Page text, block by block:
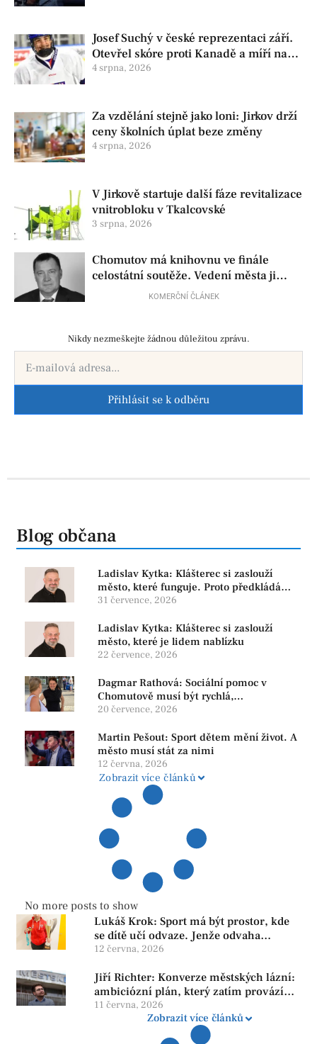
Josef Suchý v české reprezentaci září.
Otevřel skóre proti Kanadě a míří na
Hlinka Gretzky Cup
4 srpna, 2026
Za vzdělání stejně jako loni: Jirkov drží
ceny školních úplat beze změny
4 srpna, 2026
V Jirkově startuje další fáze revitalizace
vnitrobloku v Tkalcovské
3 srpna, 2026
Chomutov má knihovnu ve finále
celostátní soutěže. Vedení města ji
přesto chce zrušitKOMERČNÍ ČLÁNEK
Nikdy nezmeškejte žádnou důležitou zprávu.
Přihlásit se k odběru
Blog občana
Ladislav Kytka: Klášterec si zaslouží
město, které funguje. Proto předkládáme
program, který řeší skutečné problémy
31 července, 2026
Ladislav Kytka: Klášterec si zaslouží
město, které je lidem nablízku
22 července, 2026
Dagmar Rathová: Sociální pomoc v
Chomutově musí být rychlá,
srozumitelná a férová. Ne udržovat lidi v
20 července, 2026
Martin Pešout: Sport dětem mění život. A
město musí stát za nimi
12 června, 2026
Zobrazit více článků
No more posts to show
Lukáš Krok: Sport má být prostor, kde
se dítě učí odvaze. Jenže odvaha
neroste tam, kde se bojí udělat chybu.
12 června, 2026
Jiří Richter: Konverze městských lázní:
ambiciózní plán, který zatím provází
více otazníků než jistot
11 června, 2026
Zobrazit více článků